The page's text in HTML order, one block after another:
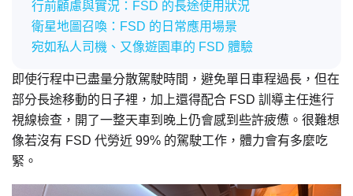
行前顧慮與實況：FSD 的長途使用狀況
衛星地圖召喚：FSD 的日常應用場景
宛如私人司機、又像遊園車的 FSD 體驗
即使行程中已盡量分散駕駛時間，避免單日車程過長，但在
部分長途移動的日子裡，加上還得配合 FSD 訓導主任進行
視線檢查，開了一整天車到晚上仍會感到些許疲憊。很難想
像若沒有 FSD 代勞近 99% 的駕駛工作，體力會有多麼吃
緊。